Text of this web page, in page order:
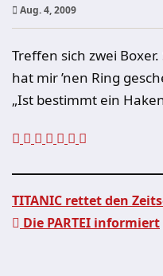
Aug. 4, 2009
Treffen sich zwei
hat mir ’nen Ring
„Ist bestimmt ein
TITANIC rettet den
Die PARTEI informiert